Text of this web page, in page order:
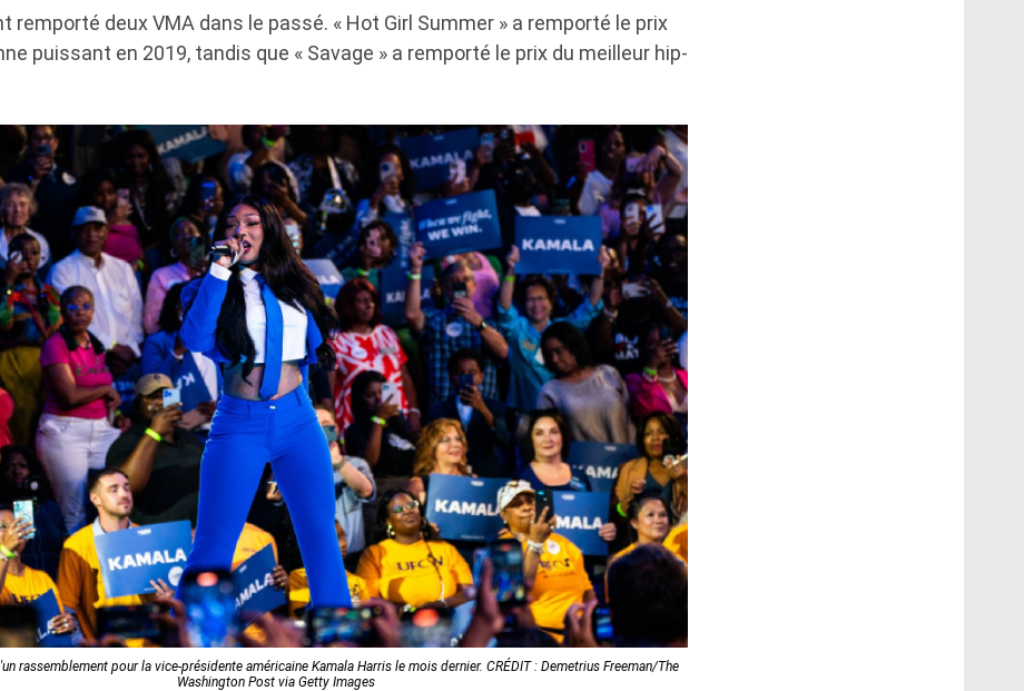
remporté deux VMA dans le passé. « Hot Girl Summer » a remporté le prix
puissant en 2019, tandis que « Savage » a remporté le prix du meilleur hip-
rassemblement pour la vice-présidente américaine Kamala Harris le mois dernier. CRÉDIT : Demetrius Freeman/The
Washington Post via Getty Images